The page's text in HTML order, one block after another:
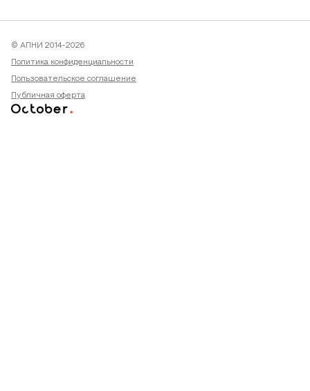
© АПНИ 2014-2026
Политика конфиденциальности
Пользовательское соглашение
Публичная оферта